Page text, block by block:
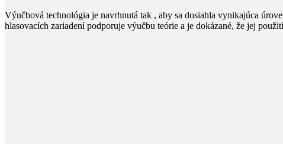
Výučbová technológia je navrhnutá tak , aby sa dosiahla vynikajúca
hlasovacích zariadení podporuje výučbu teórie a je dokázané, že jej